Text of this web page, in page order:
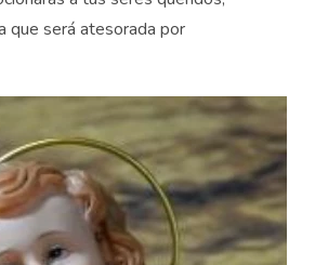
a tus seres queridos,
que será atesorada por